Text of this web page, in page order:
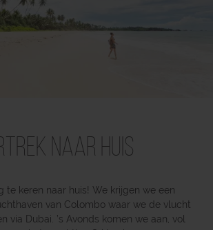
naar huis
te keren naar huis! We krijgen we een
van Colombo waar we de vlucht
via Dubai. ’s Avonds komen we aan, vol